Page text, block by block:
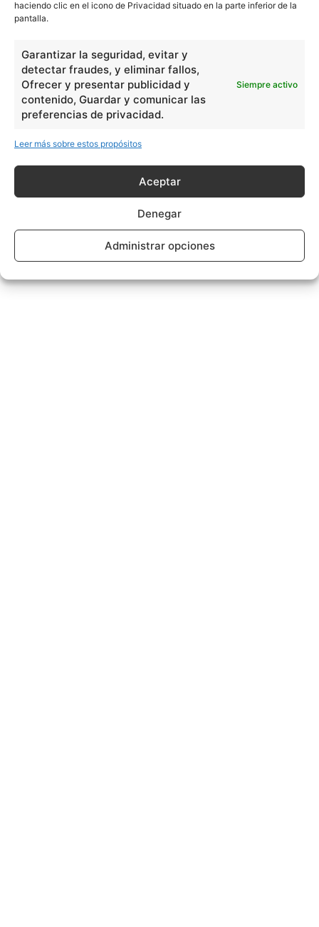
haciendo clic en el icono de Privacidad situado en la parte inferior de la
pantalla.
Garantizar la seguridad, evitar y
detectar fraudes, y eliminar fallos,
Ofrecer y presentar publicidad y
contenido, Guardar y comunicar las
preferencias de privacidad.
Siempre activo
Leer más sobre estos propósitos
Aceptar
Denegar
Administrar opciones